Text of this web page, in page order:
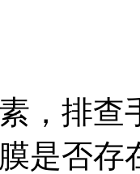
排查
是否